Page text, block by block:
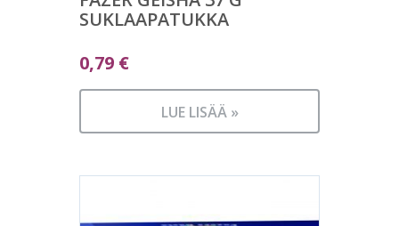
SUKLAAPATUKKA
0,79 €
LUE LISÄÄ »